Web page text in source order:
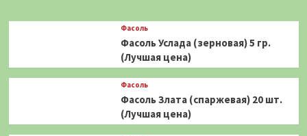
Фасоль
Фасоль Услада (зерновая) 5 гр.
(Лучшая цена)
Фасоль
Фасоль Злата (спаржевая) 20 шт.
(Лучшая цена)